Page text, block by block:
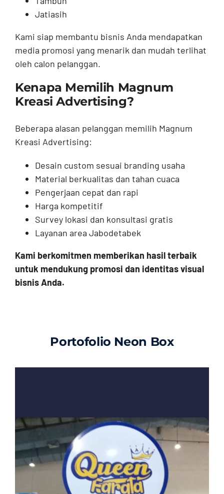
Jatiasih
Kami siap membantu bisnis Anda mendapatkan
media promosi yang menarik dan mudah terlihat
oleh calon pelanggan.
Kenapa Memilih Magnum
Kreasi Advertising?
Beberapa alasan pelanggan memilih Magnum
Kreasi Advertising:
Desain custom sesuai branding usaha
Material berkualitas dan tahan cuaca
Pengerjaan cepat dan rapi
Harga kompetitif
Survey lokasi dan konsultasi gratis
Layanan area Jabodetabek
Kami berkomitmen memberikan hasil terbaik
untuk mendukung promosi dan identitas visual
bisnis Anda.
Portofolio Neon Box